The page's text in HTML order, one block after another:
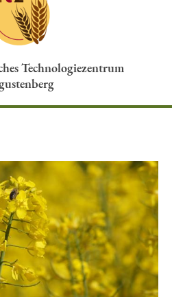
Technologiezentrum